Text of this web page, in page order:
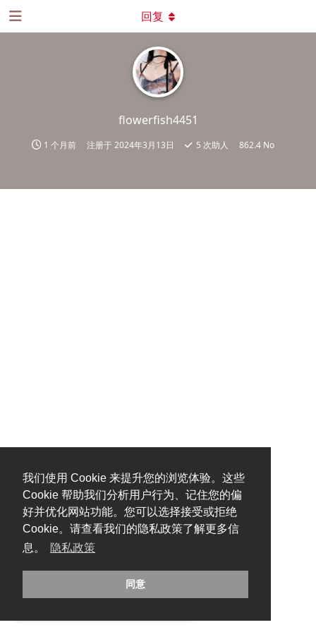
我们使用 Cookie 来提升您的浏览体验。这些
Cookie 帮助我们分析用户行为、记住您的偏
好并优化网站功能。您可以选择接受或拒绝
Cookie。请查看我们的隐私政策了解更多信
息。
隐私政策
同意
flowerfish4451
1 个月前 注册于2024年3月13日 5 次助人 862.4 No
回复
糟糕，出错啦！请刷新页面重试。